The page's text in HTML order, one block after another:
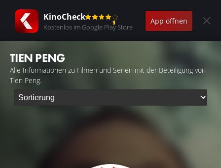
KinoCheck
Kostenlos im Google Play Store
App öffnen
TIEN PENG
Alle Informationen zu Filmen und Serien mit der Beteiligung von
Tien Peng.